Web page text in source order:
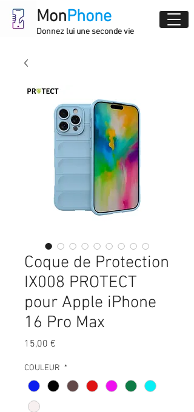
MonPhone
Donnez lui une seconde vie
Coque de Protection
IX008 PROTECT
pour Apple iPhone
16 Pro Max
15,00 €
COULEUR *